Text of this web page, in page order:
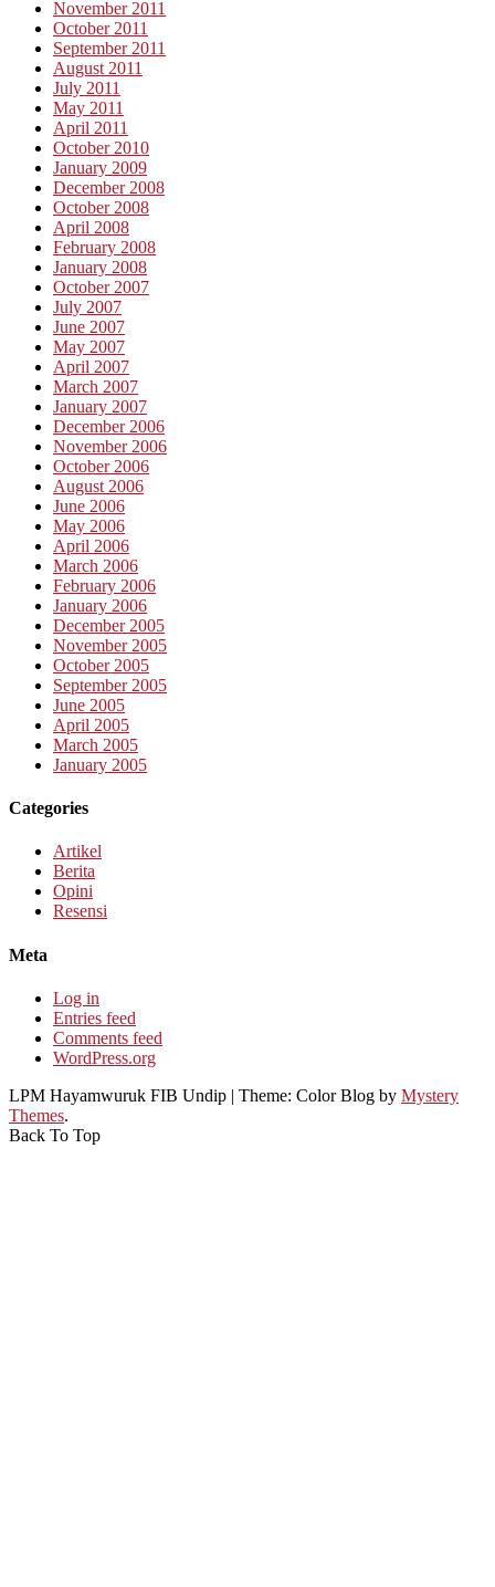
November 2011
October 2011
September 2011
August 2011
July 2011
May 2011
April 2011
October 2010
January 2009
December 2008
October 2008
April 2008
February 2008
January 2008
October 2007
July 2007
June 2007
May 2007
April 2007
March 2007
January 2007
December 2006
November 2006
October 2006
August 2006
June 2006
May 2006
April 2006
March 2006
February 2006
January 2006
December 2005
November 2005
October 2005
September 2005
June 2005
April 2005
March 2005
January 2005
Categories
Artikel
Berita
Opini
Resensi
Meta
Log in
Entries feed
Comments feed
WordPress.org
LPM Hayamwuruk FIB Undip | Theme: Color Blog by Mystery
Themes.
Back To Top